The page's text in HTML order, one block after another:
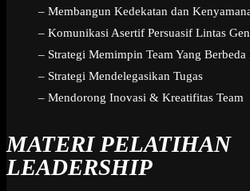
– Membangun Kedekatan dan
– Komunikasi Asertif Persuasif Lintas
– Strategi Memimpin Team Yang Berbeda
– Strategi Mendelegasikan Tugas
– Mendorong Inovasi & Kreatifitas Team
MATERI PELATIHAN
LEADERSHIP